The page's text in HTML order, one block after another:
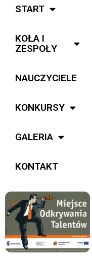
START
KOŁA I
ZESPOŁY
NAUCZYCIELE
KONKURSY
GALERIA
KONTAKT